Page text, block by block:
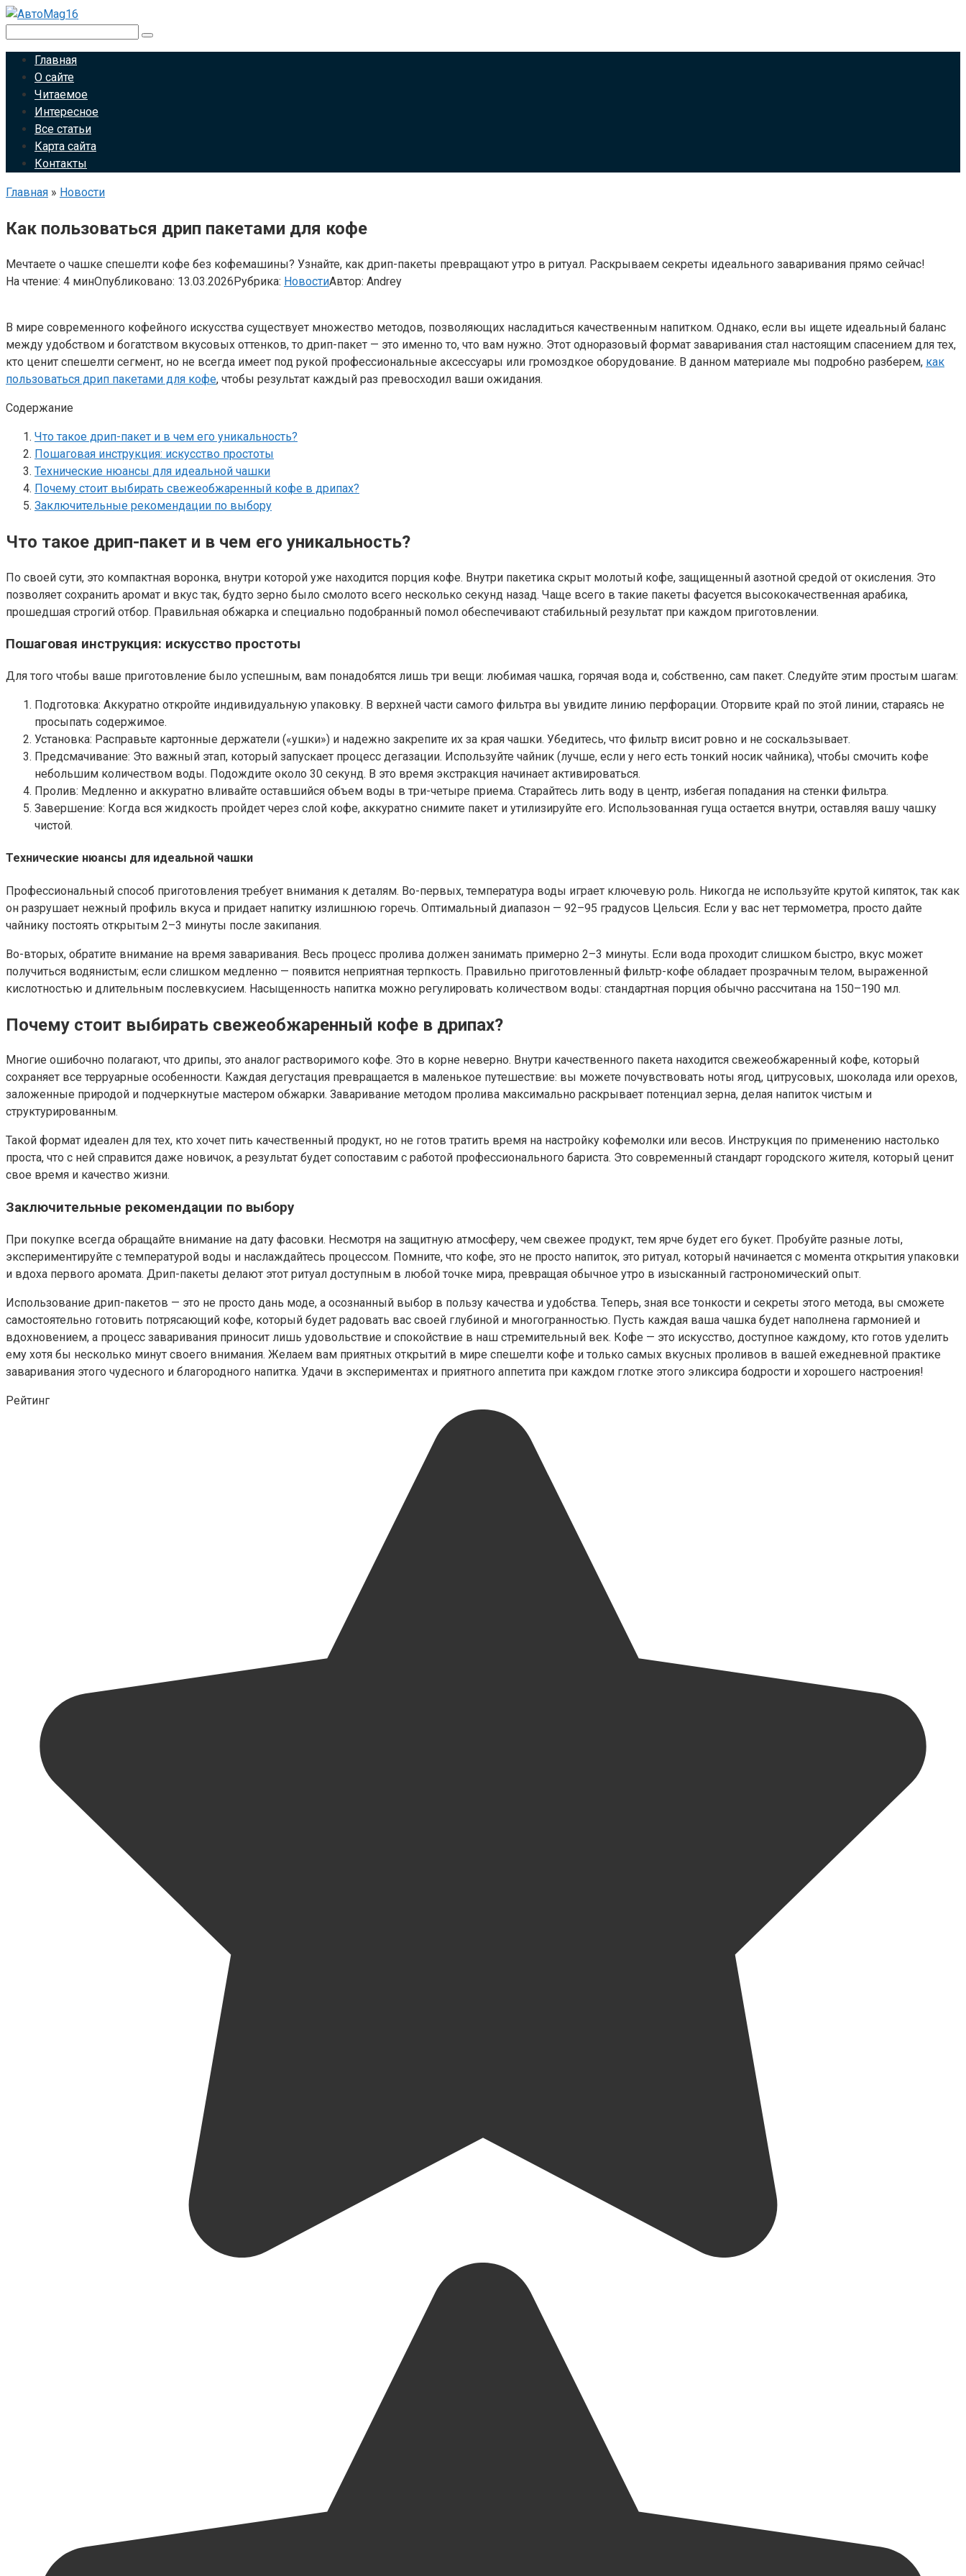
Перейти
Главная
О сайте
Читаемое
Интересное
Все статьи
Карта сайта
Контакты
Главная » Новости
Как пользоваться дрип пакетами для кофе
Мечтаете о чашке спешелти кофе без кофемашины? Узнайте, как дрип-пакеты превращают утро в ритуал. Раскрываем секреты идеального заваривания прямо сейчас!
На чтение: 4 минОпубликовано: 13.03.2026Рубрика: НовостиАвтор: Andrey
В мире современного кофейного искусства существует множество методов, позволяющих насладиться качественным напитком. Однако, если вы ищете идеальный баланс
между удобством и богатством вкусовых оттенков, то дрип-пакет — это именно то, что вам нужно. Этот одноразовый формат заваривания стал настоящим спасением для тех,
кто ценит спешелти сегмент, но не всегда имеет под рукой профессиональные аксессуары или громоздкое оборудование. В данном материале мы подробно разберем, как
пользоваться дрип пакетами для кофе, чтобы результат каждый раз превосходил ваши ожидания.
Содержание
Что такое дрип-пакет и в чем его уникальность?
Пошаговая инструкция: искусство простоты
Технические нюансы для идеальной чашки
Почему стоит выбирать свежеобжаренный кофе в дрипах?
Заключительные рекомендации по выбору
Что такое дрип-пакет и в чем его уникальность?
По своей сути, это компактная воронка, внутри которой уже находится порция кофе. Внутри пакетика скрыт молотый кофе, защищенный азотной средой от окисления. Это
позволяет сохранить аромат и вкус так, будто зерно было смолото всего несколько секунд назад. Чаще всего в такие пакеты фасуется высококачественная арабика,
прошедшая строгий отбор. Правильная обжарка и специально подобранный помол обеспечивают стабильный результат при каждом приготовлении.
Пошаговая инструкция: искусство простоты
Для того чтобы ваше приготовление было успешным, вам понадобятся лишь три вещи: любимая чашка, горячая вода и, собственно, сам пакет. Следуйте этим простым шагам:
Подготовка: Аккуратно откройте индивидуальную упаковку. В верхней части самого фильтра вы увидите линию перфорации. Оторвите край по этой линии, стараясь не
просыпать содержимое.
Установка: Расправьте картонные держатели («ушки») и надежно закрепите их за края чашки. Убедитесь, что фильтр висит ровно и не соскальзывает.
Предсмачивание: Это важный этап, который запускает процесс дегазации. Используйте чайник (лучше, если у него есть тонкий носик чайника), чтобы смочить кофе
небольшим количеством воды. Подождите около 30 секунд. В это время экстракция начинает активироваться.
Пролив: Медленно и аккуратно вливайте оставшийся объем воды в три-четыре приема. Старайтесь лить воду в центр, избегая попадания на стенки фильтра.
Завершение: Когда вся жидкость пройдет через слой кофе, аккуратно снимите пакет и утилизируйте его. Использованная гуща остается внутри, оставляя вашу чашку
чистой.
Технические нюансы для идеальной чашки
Профессиональный способ приготовления требует внимания к деталям. Во-первых, температура воды играет ключевую роль. Никогда не используйте крутой кипяток, так как
он разрушает нежный профиль вкуса и придает напитку излишнюю горечь. Оптимальный диапазон — 92–95 градусов Цельсия. Если у вас нет термометра, просто дайте
чайнику постоять открытым 2–3 минуты после закипания.
Во-вторых, обратите внимание на время заваривания. Весь процесс пролива должен занимать примерно 2–3 минуты. Если вода проходит слишком быстро, вкус может
получиться водянистым; если слишком медленно — появится неприятная терпкость. Правильно приготовленный фильтр-кофе обладает прозрачным телом, выраженной
кислотностью и длительным послевкусием. Насыщенность напитка можно регулировать количеством воды: стандартная порция обычно рассчитана на 150–190 мл.
Почему стоит выбирать свежеобжаренный кофе в дрипах?
Многие ошибочно полагают, что дрипы, это аналог растворимого кофе. Это в корне неверно. Внутри качественного пакета находится свежеобжаренный кофе, который
сохраняет все терруарные особенности. Каждая дегустация превращается в маленькое путешествие: вы можете почувствовать ноты ягод, цитрусовых, шоколада или орехов,
заложенные природой и подчеркнутые мастером обжарки. Заваривание методом пролива максимально раскрывает потенциал зерна, делая напиток чистым и
структурированным.
Такой формат идеален для тех, кто хочет пить качественный продукт, но не готов тратить время на настройку кофемолки или весов. Инструкция по применению настолько
проста, что с ней справится даже новичок, а результат будет сопоставим с работой профессионального бариста. Это современный стандарт городского жителя, который ценит
свое время и качество жизни.
Заключительные рекомендации по выбору
При покупке всегда обращайте внимание на дату фасовки. Несмотря на защитную атмосферу, чем свежее продукт, тем ярче будет его букет. Пробуйте разные лоты,
экспериментируйте с температурой воды и наслаждайтесь процессом. Помните, что кофе, это не просто напиток, это ритуал, который начинается с момента открытия упаковки
и вдоха первого аромата. Дрип-пакеты делают этот ритуал доступным в любой точке мира, превращая обычное утро в изысканный гастрономический опыт.
Использование дрип-пакетов — это не просто дань моде, а осознанный выбор в пользу качества и удобства. Теперь, зная все тонкости и секреты этого метода, вы сможете
самостоятельно готовить потрясающий кофе, который будет радовать вас своей глубиной и многогранностью. Пусть каждая ваша чашка будет наполнена гармонией и
вдохновением, а процесс заваривания приносит лишь удовольствие и спокойствие в наш стремительный век. Кофе — это искусство, доступное каждому, кто готов уделить
ему хотя бы несколько минут своего внимания. Желаем вам приятных открытий в мире спешелти кофе и только самых вкусных проливов в вашей ежедневной практике
заваривания этого чудесного и благородного напитка. Удачи в экспериментах и приятного аппетита при каждом глотке этого эликсира бодрости и хорошего настроения!
Рейтинг